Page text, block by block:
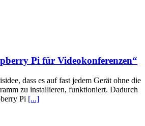
Pi für Videokonferenzen“
dass es auf fast jedem Gerät ohne die
zu installieren, funktioniert. Dadurch
Pi [...]